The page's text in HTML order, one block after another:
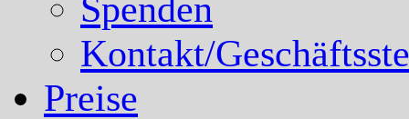
Kontakt/
Preise